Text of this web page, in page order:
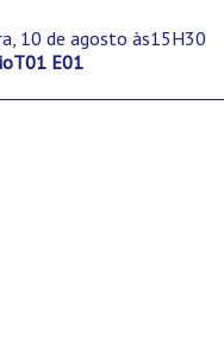
E01
10 de agosto às15H30